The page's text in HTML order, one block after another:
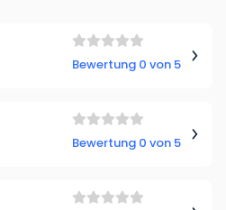
Bewertung 0 von 5
Bewertung 0 von 5